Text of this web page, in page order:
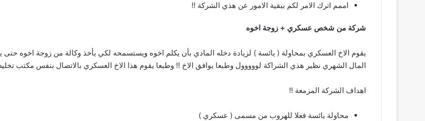
اممم اترك الامر لكم ببقية الامور عن هذي الشركة !!
شركة من شخص عسكري + زوجة اخوه
يقوم الاخ العسكري بمحاولة ( يائسة ) لزيادة دخله المادي بأن يكلم اخوه ويستسمحه لكي يأخذ وكالة من زوجة اخوه
المال الشهري نظير هذي الشراكة لووووول وطبعا يوافق الاخ !! وطبعا يقوم هذا الاخ العسكري بالاتصال بنفس مكتب
اهداف الشركة المزمعة !!
محاولة يائسة فعلا للهروب من مسمى ( عسكري )